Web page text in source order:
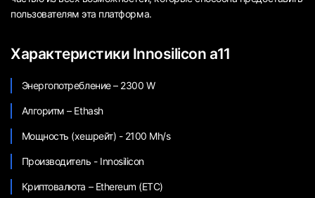
пользователям эта платформа.
Характеристики Innosilicon a11
Энергопотребление – 2300 W
Алгоритм – Ethash
Мощность (хешрейт) - 2100 Mh/s
Производитель - Innosilicon
Криптовалюта – Ethereum (ETC)